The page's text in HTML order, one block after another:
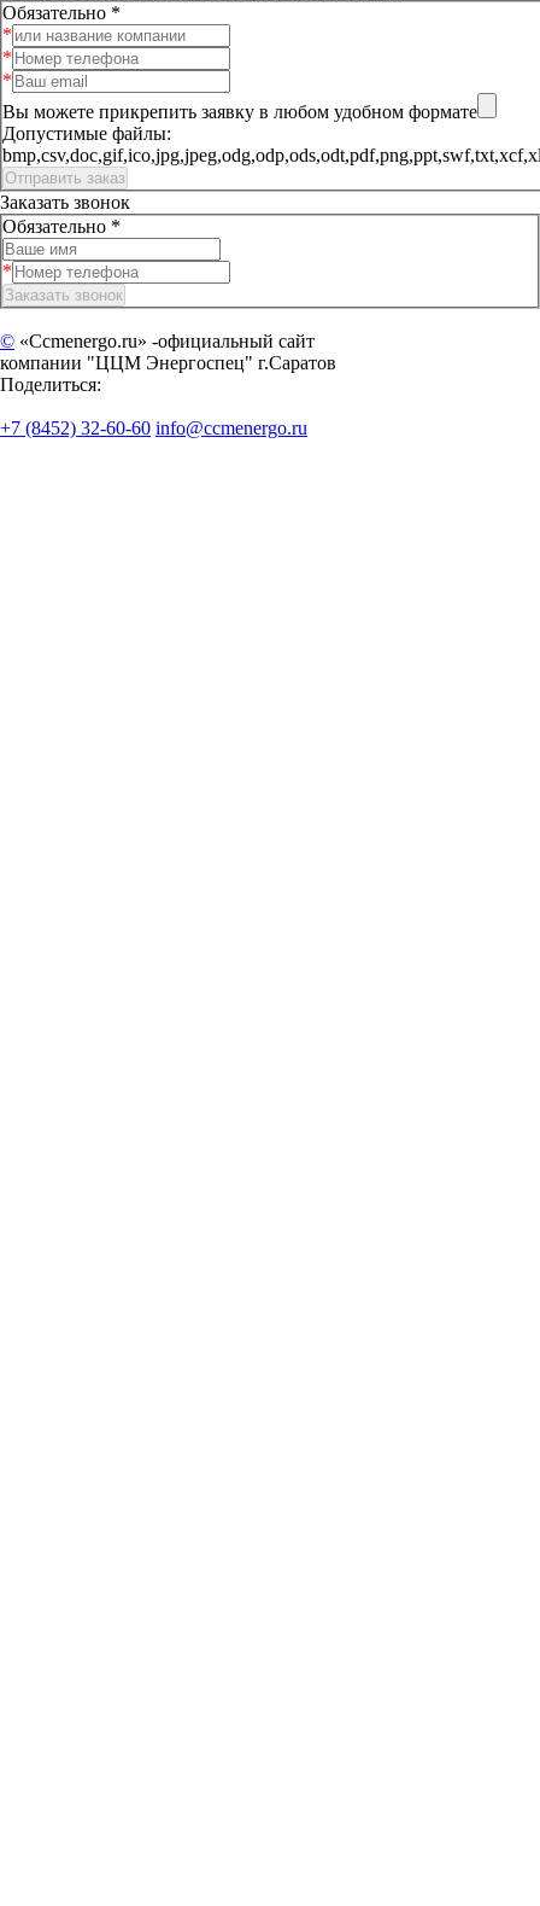
Обязательно *
Вы можете прикрепить заявку в любом удобном формате
Допустимые файлы:
Заказать звонок
Обязательно *
© «Ccmenergo.ru» -официальный сайт
компании "ЦЦМ Энергоспец" г.Саратов
Поделиться:
+7 (8452) 32-60-60 info@ccmenergo.ru